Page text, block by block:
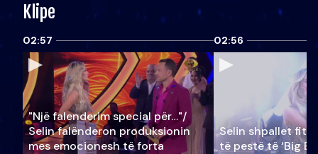
Klipe
02:57
"Një falenderim special për…"/
Selin falënderon produksionin
mes emocionesh të forta
02:56
Selin shpallet
të pestë të ‘Big